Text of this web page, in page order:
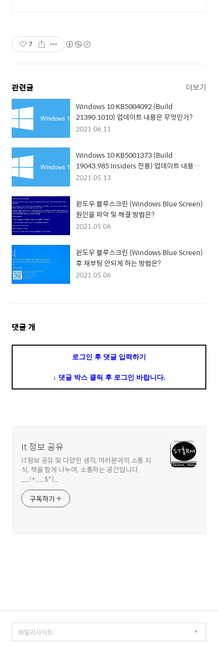
7
관련글 더보기
Windows 10 KB5004092 (Build
21390.1010) 업데이트 내용은 무엇인가?
2021.06.11
Windows 10 KB5001373 (Build
19043.985 Insiders 전용) 업데이트 내용은
무엇인가?
2021.05.13
윈도우 블루스크린 (Windows Blue Screen)
원인을 파악 및 해결 방법은?
2021.05.06
윈도우 블루스크린 (Windows Blue Screen)
후 재부팅 안되게 하는 방법은?
2021.05.06
댓
댓글 개
로그인 후 댓글 입력하기
↓ 댓글 박스 클릭 후 로그인 바랍니다.
It 정보 공유
IT정보 공유 및 다양한 생각, 여러분과의 소통 지
식, 책을 함게 나누며, 소통하는 공간입니다.
__!+_ _$*)_
구독하기